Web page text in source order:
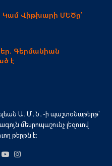
Վիթխարի ՄԵԾը՝
Գերմանիան
է
Ա․Մ․Ն․-ի պաշտօնաթերթ՝
մեսրոպաշունչ լեզուով
թերթն է։
X YouTube